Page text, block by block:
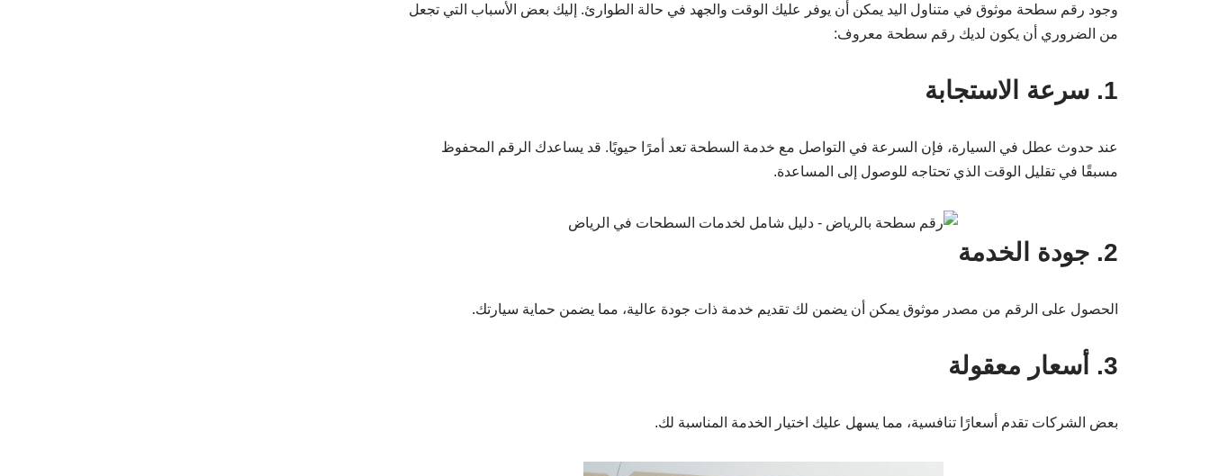
وجود رقم سطحة موثوق في متناول اليد يمكن أن يوفر عليك الوقت والجهد في حالة الطوارئ. إليك بعض الأسباب التي تجعل
من الضروري أن يكون لديك رقم سطحة معروف:
1. سرعة الاستجابة
عند حدوث عطل في السيارة، فإن السرعة في التواصل مع خدمة السطحة تعد أمرًا حيويًا. قد يساعدك الرقم المحفوظ
مسبقًا في تقليل الوقت الذي تحتاجه للوصول إلى المساعدة.
2. جودة الخدمة
الحصول على الرقم من مصدر موثوق يمكن أن يضمن لك تقديم خدمة ذات جودة عالية، مما يضمن حماية سيارتك.
3. أسعار معقولة
بعض الشركات تقدم أسعارًا تنافسية، مما يسهل عليك اختيار الخدمة المناسبة لك.